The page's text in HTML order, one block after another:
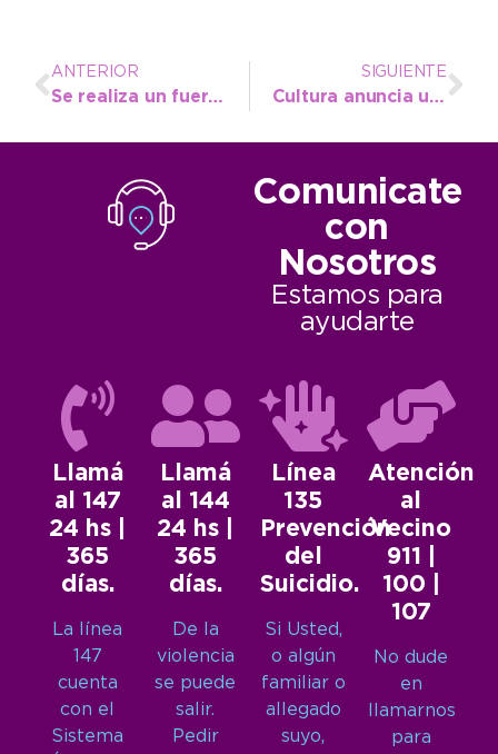
ANTERIOR
Se realiza un fuerte operativo de bacheo en el microcentro de Necochea
SIGUIENTE
Cultura anuncia un concierto lírico de la soprano Johanna Padula junto a la pianista Tamara Benítez
Comunicate
con
Nosotros
Estamos para
ayudarte
Llamá
al 147
24 hs |
365
días.
La línea
147
cuenta
con el
Sistema
Llamá
al 144
24 hs |
365
días.
De la
violencia
se puede
salir.
Pedir
Línea
135
Prevención
del
Suicidio.
Si Usted,
o algún
familiar o
allegado
suyo,
Atención
al
Vecino
911 |
100 |
107
No dude
en
llamarnos
para